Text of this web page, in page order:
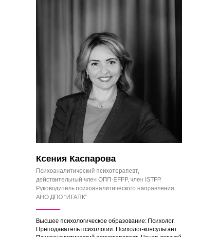
Ксения Каспарова
Психоаналитический психотерапевт,
действительный член ОПП-EFPP, член ISTFP.
Руководитель психоаналитического направления
АНО ДПО "ИГАПК"
Высшее психологическое образование: Психолог.
Преподаватель психологии. Психолог-консультант.